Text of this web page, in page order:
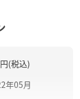
(税込)
年05月